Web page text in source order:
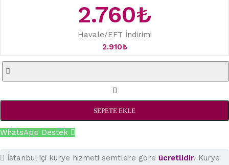
2.760₺
Havale/EFT İndirimi
2.910₺
SEPETE EKLE
WhatsApp Destek
İstanbul içi kurye hizmeti semtlere göre ücretlidir. Kurye